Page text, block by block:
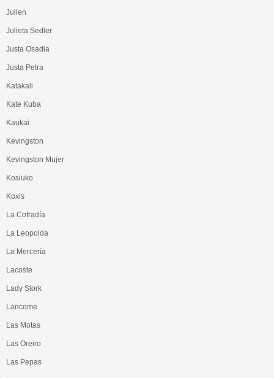
Julien
Julieta Sedler
Justa Osadia
Justa Petra
Katakali
Kate Kuba
Kaukai
Kevingston
Kevingston Mujer
Kosiuko
Koxis
La Cofradía
La Leopolda
La Mercería
Lacoste
Lady Stork
Lancome
Las Motas
Las Oreiro
Las Pepas